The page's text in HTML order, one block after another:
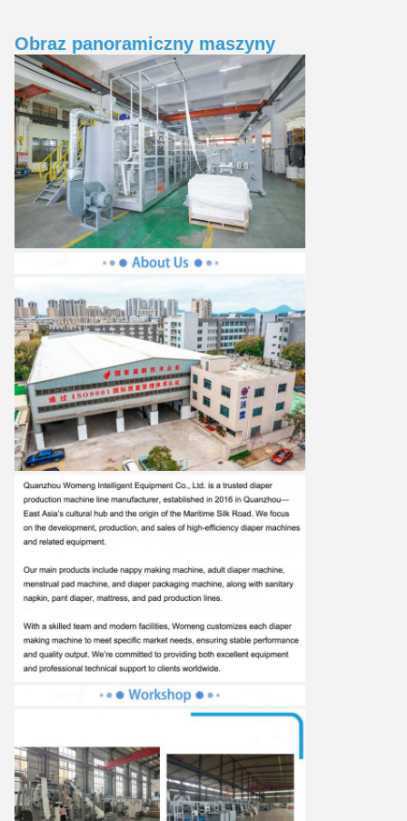
Obraz panoramiczny maszyny